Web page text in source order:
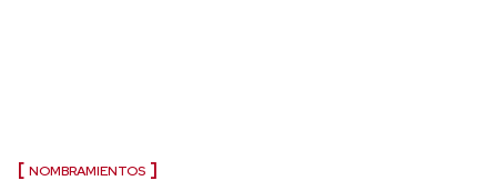
NOMBRAMIENTOS